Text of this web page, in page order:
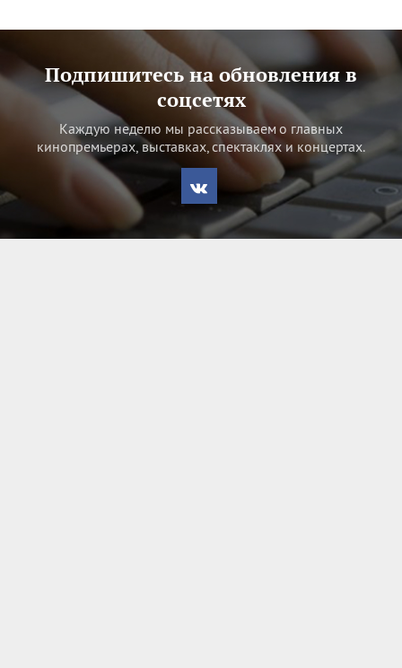
Подпишитесь на обновления в
соцсетях
Каждую неделю мы рассказываем о главных
кинопремьерах, выставках, спектаклях и концертах.